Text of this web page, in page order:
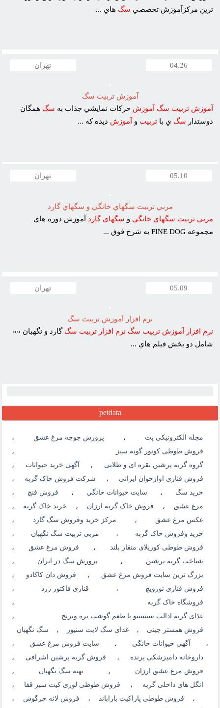
ترين مرکزآموزش تخصصي سگ هاي ...
04.26 تهران
آموزش تربيت سگ
آموزش تربيت سگ آموزش حرکات نمايشي جذاب به سگ همگان
دوستدار سگ ي باتربيت و آموزش ديده که ...
05.10 تهران
مربي تربيت سگهاي خانگي و سگهاي گارد
مربي تربيت سگهاي خانگي و سگهاي گارد آموزش دوره هاي
مجموعه FINE DOG به شرح فوق ...
05.09 تهران
نرم افزار آموزش تربيت سگ
نرم افزار آموزش تربيت سگ نرم افزار تربيت سگ گارد و نگهبان »»
شامل دو بخش فيلم هاي ...
petdata
مجله الکترونیکی پت ، پرورش جوجه مرغ عشق ،
فروش طوطی کونور گونه سبز ،
گروه گربه پرشین نقره ای و طلایی ، آگهی خرید حیوانات ،
فروش قناری اوازخوان ایرانی ، شرکت فروش خاک گربه ،
خرید سگ ، سايت حيوانات خانگي ، فروش فنچ ،
مرغ عشق ، فروش خاک گربه ارزان ، خرید خاک گربه ،
عکس مرغ عشق ، مرکز خرید وفروش سگ گارد ،
خرید وفروش خاک گربه ، مربی تربیت سگ نگهبان ،
فروش طوطی کوریلای منقار بلند ، فروش مرغ عشق ،
شناخت گربه پرشین ، پرورش سگ در ایران ،
بزرگ ترین سایت فروش مرغ عشق ، فروش دان کاکادو ،
فروش قناري نورويچ ، قناری فاکتور زرد ،
فروشگاه خاک گربه ،
غذای گربه ادالت سنستیو با طعم گوشت بره وبرنج ،
فروش همستر چینی ، غذای سگ لایت سنیور ، سگ نگهبان
، آگهی حیوانات خانگی ، سایت فروش مرغ عشق ،
داروخانه دامپزشکی پرنده ، فروش گربه پرشین اشرافی ،
فروش مرغ عشق ارزان ، تهیه سگ نگهبان ،
انگل های داخلی گربه ، فروش طوطی لوری کیت سبز قفا
،
،
فروش طوطی پاراکیت باراباند ، فروش لانه خرگوش ،